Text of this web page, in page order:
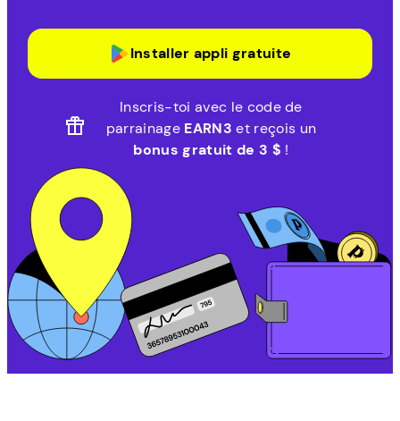
Installer appli gratuite
Inscris-toi avec le code de
parrainage EARN3 et reçois un
bonus gratuit de 3 $ !